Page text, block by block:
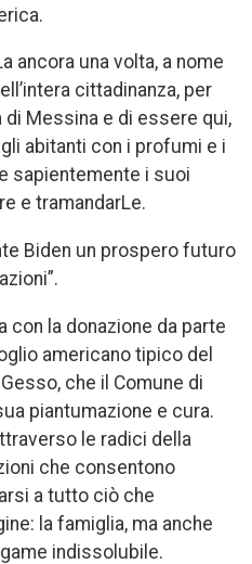
ancora una volta, a nome
cittadinanza, per
Messina e di essere qui,
abitanti con i profumi e i
sapientemente i suoi
e tramandarLe.
Biden un prospero futuro
con la donazione da parte
americano tipico del
che il Comune di
piantumazione e cura.
le radici della
che consentono
a tutto ciò che
la famiglia, ma anche
indissolubile.